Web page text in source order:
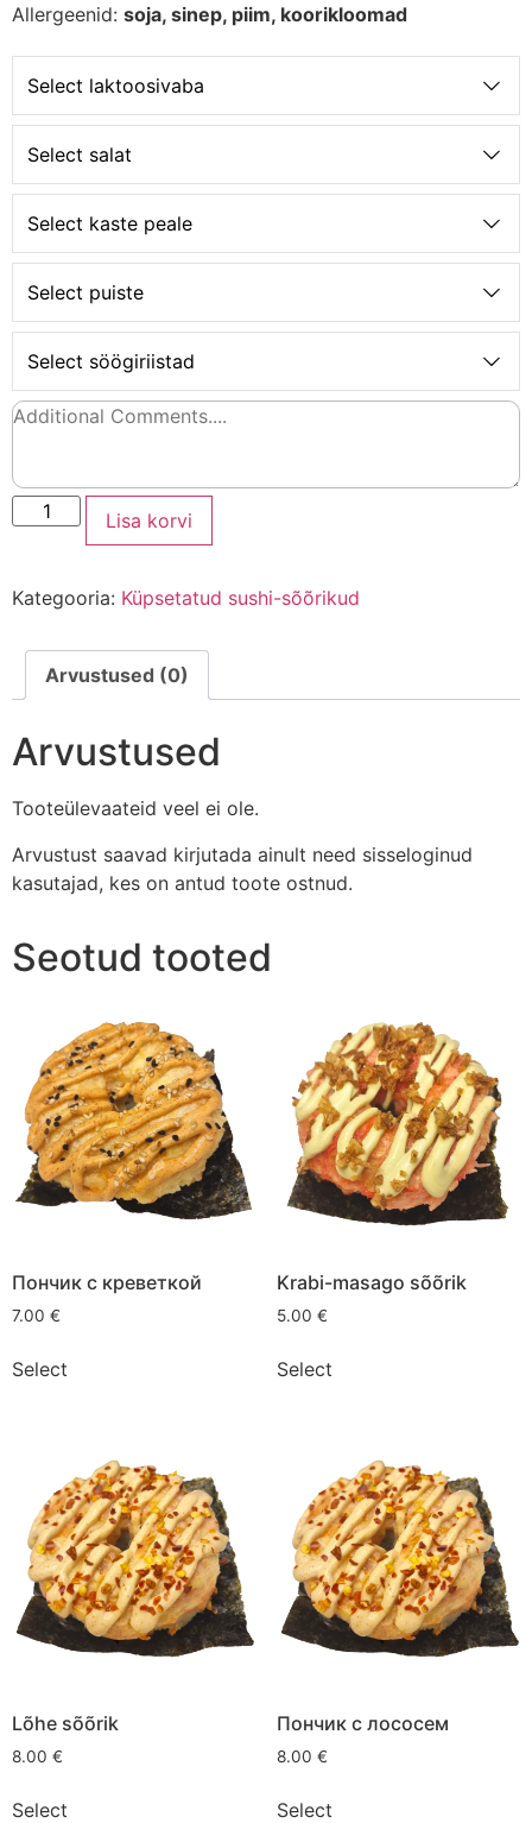
Allergeenid: soja, sinep, piim, koorikloomad
Select laktoosivaba
Select salat
Select kaste peale
Select puiste
Select söögiriistad
Lisa korvi
Kategooria: Küpsetatud sushi-sõõrikud
Arvustused (0)
Arvustused
Tooteülevaateid veel ei ole.
Arvustust saavad kirjutada ainult need sisseloginud
kasutajad, kes on antud toote ostnud.
Seotud tooted
Пончик с креветкой
7.00 €
Select
Krabi-masago sõõrik
5.00 €
Select
Lõhe sõõrik
8.00 €
Select
Пончик с лососем
8.00 €
Select